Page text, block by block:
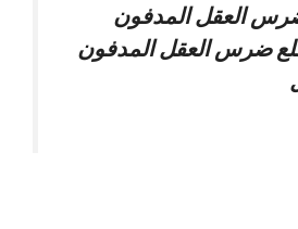
العقل المدفون
ضرس العقل المدفون